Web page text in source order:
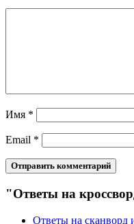
Имя *
Email *
"Ответы на
Ответы на сканворд